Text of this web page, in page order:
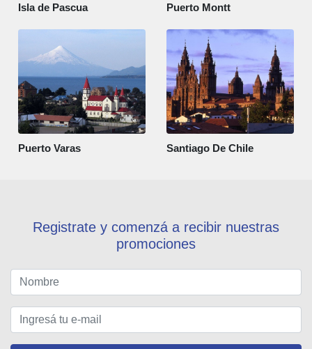
Isla de Pascua Puerto Montt
Puerto Varas Santiago De Chile
Registrate y comenzá a recibir nuestras
promociones